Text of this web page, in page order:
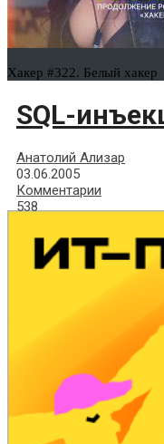
Хакер #322. Белый хакер
SQL-
Анатолий Ализар
03.06.2005
Комментарии
538